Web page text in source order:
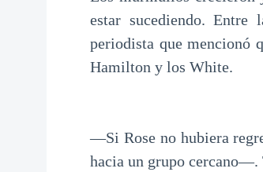
estar sucediendo. Entre
periodista que mencionó
Hamilton y los White.
—Si Rose no hubiera
hacia un grupo cercano—.